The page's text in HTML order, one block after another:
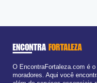
ENCONTRA FORTALEZA
O EncontraFortaleza.com é
moradores. Aqui você